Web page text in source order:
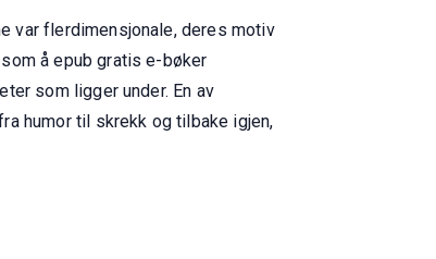
var flerdimensjonale, deres motiv
å epub gratis e-bøker
som ligger under. En av
humor til skrekk og tilbake igjen,